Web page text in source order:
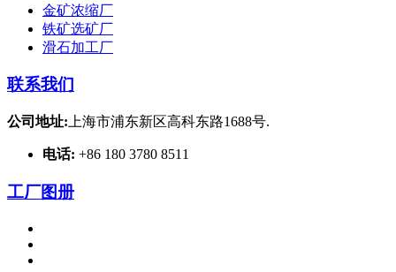
金矿浓缩厂
铁矿选矿厂
滑石加工厂
联系我们
公司地址: 上海市浦东新区高科东路1688号.
电话: +86 180 3780 8511
工厂图册